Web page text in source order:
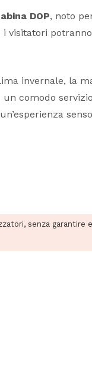
DOP, noto
visitatori
invernale, la
un comodo servizio
senza